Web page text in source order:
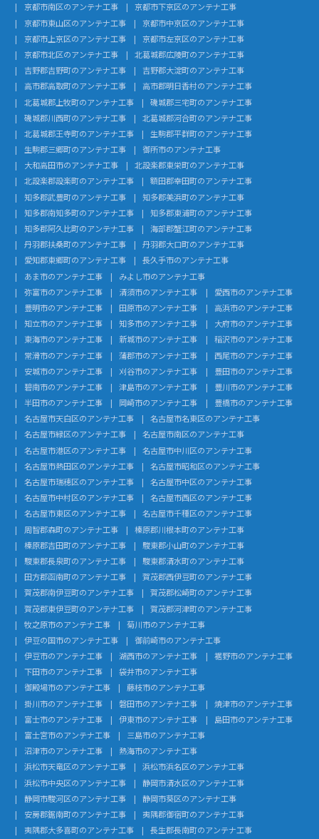
京都市南区のアンテナ工事
京都市下京区のアンテナ工事
京都市東山区のアンテナ工事
京都市中京区のアンテナ工事
京都市上京区のアンテナ工事
京都市左京区のアンテナ工事
京都市北区のアンテナ工事
北葛城郡広陵町のアンテナ工事
吉野郡吉野町のアンテナ工事
吉野郡大淀町のアンテナ工事
高市郡高取町のアンテナ工事
高市郡明日香村のアンテナ工事
北葛城郡上牧町のアンテナ工事
磯城郡三宅町のアンテナ工事
磯城郡川西町のアンテナ工事
北葛城郡河合町のアンテナ工事
北葛城郡王寺町のアンテナ工事
生駒郡平群町のアンテナ工事
生駒郡三郷町のアンテナ工事
御所市のアンテナ工事
大和高田市のアンテナ工事
北設楽郡東栄町のアンテナ工事
北設楽郡設楽町のアンテナ工事
額田郡幸田町のアンテナ工事
知多郡武豊町のアンテナ工事
知多郡美浜町のアンテナ工事
知多郡南知多町のアンテナ工事
知多郡東浦町のアンテナ工事
知多郡阿久比町のアンテナ工事
海部郡蟹江町のアンテナ工事
丹羽郡扶桑町のアンテナ工事
丹羽郡大口町のアンテナ工事
愛知郡東郷町のアンテナ工事
長久手市のアンテナ工事
あま市のアンテナ工事
みよし市のアンテナ工事
弥富市のアンテナ工事
清須市のアンテナ工事
愛西市のアンテナ工事
豊明市のアンテナ工事
田原市のアンテナ工事
高浜市のアンテナ工事
知立市のアンテナ工事
知多市のアンテナ工事
大府市のアンテナ工事
東海市のアンテナ工事
新城市のアンテナ工事
稲沢市のアンテナ工事
常滑市のアンテナ工事
蒲郡市のアンテナ工事
西尾市のアンテナ工事
安城市のアンテナ工事
刈谷市のアンテナ工事
豊田市のアンテナ工事
碧南市のアンテナ工事
津島市のアンテナ工事
豊川市のアンテナ工事
半田市のアンテナ工事
岡崎市のアンテナ工事
豊橋市のアンテナ工事
名古屋市天白区のアンテナ工事
名古屋市名東区のアンテナ工事
名古屋市緑区のアンテナ工事
名古屋市南区のアンテナ工事
名古屋市港区のアンテナ工事
名古屋市中川区のアンテナ工事
名古屋市熱田区のアンテナ工事
名古屋市昭和区のアンテナ工事
名古屋市瑞穂区のアンテナ工事
名古屋市中区のアンテナ工事
名古屋市中村区のアンテナ工事
名古屋市西区のアンテナ工事
名古屋市東区のアンテナ工事
名古屋市千種区のアンテナ工事
周智郡森町のアンテナ工事
榛原郡川根本町のアンテナ工事
榛原郡吉田町のアンテナ工事
駿東郡小山町のアンテナ工事
駿東郡長泉町のアンテナ工事
駿東郡清水町のアンテナ工事
田方郡函南町のアンテナ工事
賀茂郡西伊豆町のアンテナ工事
賀茂郡南伊豆町のアンテナ工事
賀茂郡松崎町のアンテナ工事
賀茂郡東伊豆町のアンテナ工事
賀茂郡河津町のアンテナ工事
牧之原市のアンテナ工事
菊川市のアンテナ工事
伊豆の国市のアンテナ工事
御前崎市のアンテナ工事
伊豆市のアンテナ工事
湖西市のアンテナ工事
裾野市のアンテナ工事
下田市のアンテナ工事
袋井市のアンテナ工事
御殿場市のアンテナ工事
藤枝市のアンテナ工事
掛川市のアンテナ工事
磐田市のアンテナ工事
焼津市のアンテナ工事
富士市のアンテナ工事
伊東市のアンテナ工事
島田市のアンテナ工事
富士宮市のアンテナ工事
三島市のアンテナ工事
沼津市のアンテナ工事
熱海市のアンテナ工事
浜松市天竜区のアンテナ工事
浜松市浜名区のアンテナ工事
浜松市中央区のアンテナ工事
静岡市清水区のアンテナ工事
静岡市駿河区のアンテナ工事
静岡市葵区のアンテナ工事
安房郡鋸南町のアンテナ工事
夷隅郡御宿町のアンテナ工事
夷隅郡大多喜町のアンテナ工事
長生郡長南町のアンテナ工事